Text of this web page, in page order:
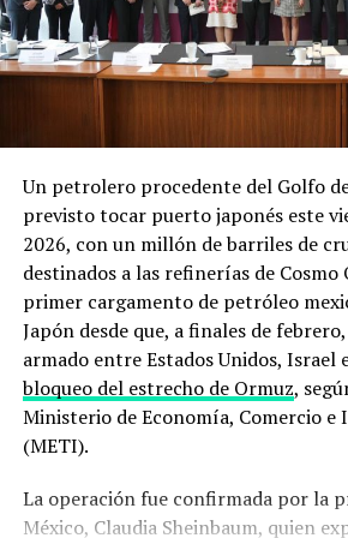
de buques por Ormuz.
Desde entonces, la Casa Blanca ha
repetidos comunicados que su
Irán obtenga armas nucleares y
recogido en su sitio oficial, la
estadounidenseafirmó mantener
sobre la zona , mientras que el
detalló quedespliega escoltas
que embarcaciones comerciales
Pérsicopese a las hostilidades.
El derribo del dron y
buques que
La secuencia de incidentes de los
deterioro acelerado de la situación.
Un petrolero procedente del Golfo
previsto tocar puerto japonés este
2026, con un millón de barriles de
destinados a las refinerías de Cosmo
primer cargamento de petróleo
Japón desde que, a finales de
armado entre Estados Unidos, Israel
bloqueo del estrecho de Ormuz,
Ministerio de Economía, Comercio e
(METI).
La operación fue confirmada por la
México, Claudia Sheinbaum, quien